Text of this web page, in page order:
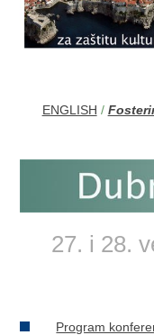
ENGLISH /
27. i 28.
Program